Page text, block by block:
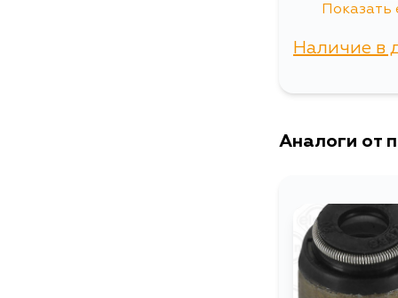
Показать
Наличие в
Аналоги от